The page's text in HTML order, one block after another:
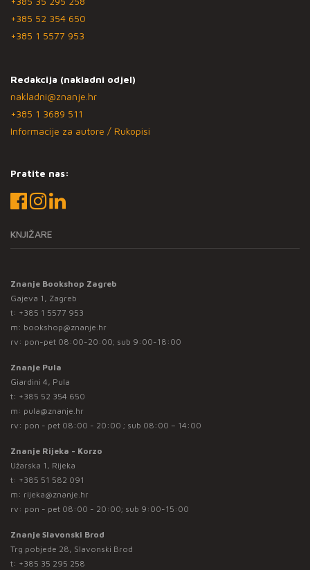
+385 52 354 650
+385 1 5577 953
Redakcija (nakladni odjel)
nakladni@znanje.hr
+385 1 3689 511
Informacije za autore / Rukopisi
Pratite nas:
KNJIŽARE
Znanje Bookshop Zagreb
Gajeva 1, Zagreb
t: +385 1 5577 953
m: bookshop@znanje.hr
rv: pon-pet 08:00-20:00; sub 9:00-18:00
Znanje Pula
Giardini 4, Pula
t: +385 52 354 650
m: pula@znanje.hr
rv: pon - pet 08:00 - 20:00 ; sub 08:00 – 14:00
Znanje Rijeka - Korzo
Užarska 1, Rijeka
t: +385 51 582 091
m: rijeka@znanje.hr
rv: pon - pet 08:00 - 20:00; sub 9:00-15:00
Znanje Slavonski Brod
Trg pobjede 28, Slavonski Brod
t: +385 35 295 258